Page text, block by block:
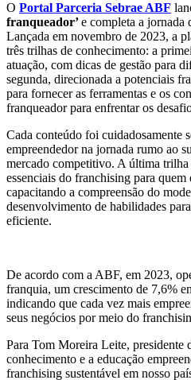
O Portal Parceria Sebrae ABF
franqueador’e completa a jornada
Lançada em novembro de 2023, a
três trilhas de conhecimento: a
atuação, com dicas de gestão para
segunda, direcionada a potenciais
para fornecer as ferramentas e os
franqueador para enfrentar os
Cada conteúdo foi cuidadosamente
empreendedor na jornada rumo ao
mercado competitivo. A última trilha
essenciais do franchising para quem
capacitando a compreensão do
desenvolvimento de habilidades
eficiente.
De acordo com a ABF, em 2023,
franquia, um crescimento de 7,6%
indicando que cada vez mais
seus negócios por meio do
Para Tom Moreira Leite, presidente
conhecimento e a educação
franchising sustentável em nosso